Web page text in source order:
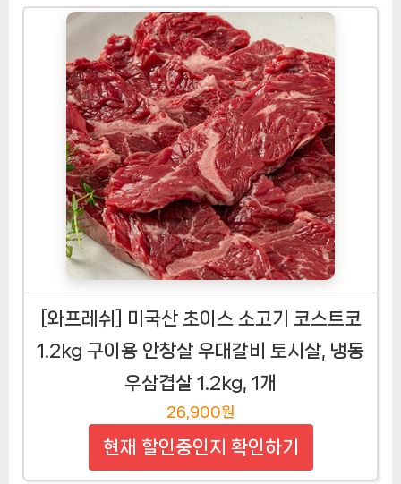
[와프레쉬] 미국산 초이스 소고기 코스트코
1.2kg 구이용 안창살 우대갈비 토시살, 냉동
우삼겹살 1.2kg, 1개
26,900원
현재 할인중인지 확인하기